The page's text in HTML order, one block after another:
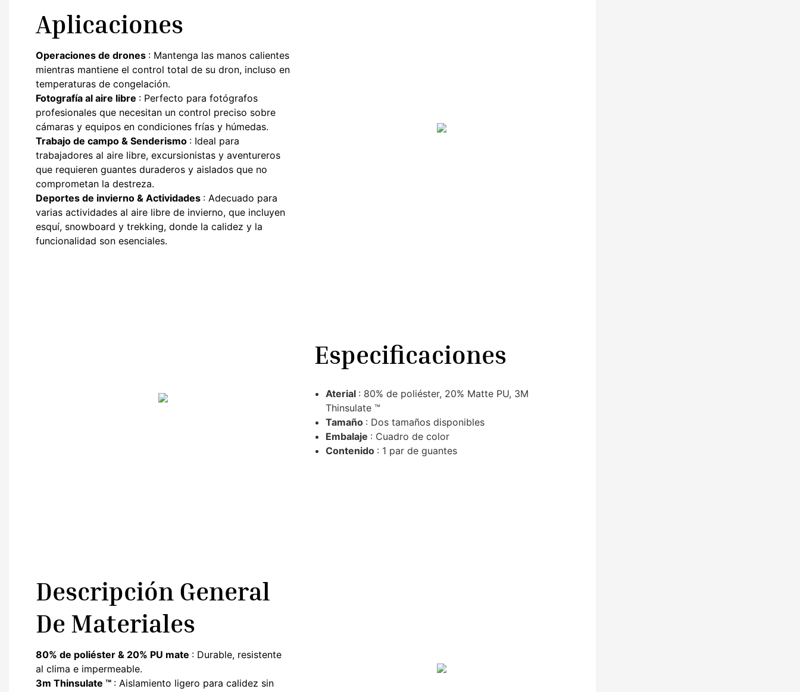
Aplicaciones
Operaciones de drones : Mantenga las manos calientes
mientras mantiene el control total de su dron, incluso en
temperaturas de congelación.
Fotografía al aire libre : Perfecto para fotógrafos
profesionales que necesitan un control preciso sobre
cámaras y equipos en condiciones frías y húmedas.
Trabajo de campo & Senderismo : Ideal para
trabajadores al aire libre, excursionistas y aventureros
que requieren guantes duraderos y aislados que no
comprometan la destreza.
Deportes de invierno & Actividades : Adecuado para
varias actividades al aire libre de invierno, que incluyen
esquí, snowboard y trekking, donde la calidez y la
funcionalidad son esenciales.
Especificaciones
Aterial : 80% de poliéster, 20% Matte PU, 3M
Thinsulate ™
Tamaño : Dos tamaños disponibles
Embalaje : Cuadro de color
Contenido : 1 par de guantes
Descripción General
De Materiales
80% de poliéster & 20% PU mate : Durable, resistente
al clima e impermeable.
3m Thinsulate ™ : Aislamiento ligero para calidez sin